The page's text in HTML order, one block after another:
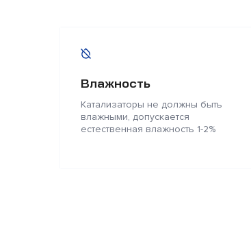
Влажность
Катализаторы не должны быть
влажными, допускается
естественная влажность 1-2%